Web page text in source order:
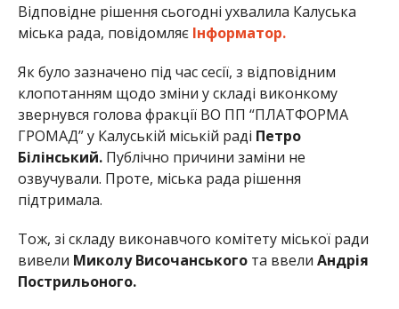
Відповідне рішення сьогодні ухвалила Калуська
міська рада, повідомляє Інформатор.
Як було зазначено під час сесії, з відповідним
клопотанням щодо зміни у складі виконкому
звернувся голова фракції ВО ПП “ПЛАТФОРМА
ГРОМАД” у Калуській міській раді Петро
Білінський.Публічно причини заміни не
озвучували. Проте, міська рада рішення
підтримала.
Тож, зі складу виконавчого комітету міської ради
вивели Миколу Височанськогота ввели Андрія
Пострильоного.